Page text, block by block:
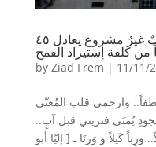
ارباحُ الهندسات الماليّة: كسبٌ غيرُ مشروع يعادل ٤٥
من كلفة إستيراد القمح
by Ziad Frem | 11/11/
وارحمي قلب المُعنّى
يُمنَى فتريني قبل آبٍ..
كَيلاً و وَزنَا ـ [ إليّا أبو